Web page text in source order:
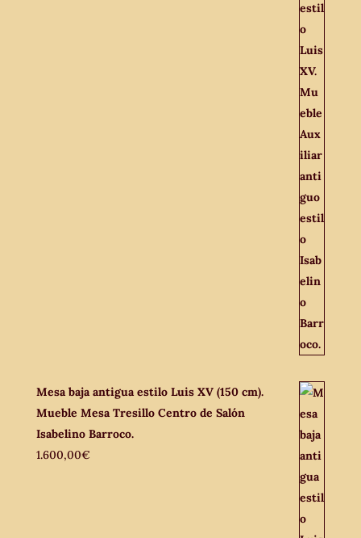
Mesa baja antigua estilo Luis XV (150 cm).
Mueble Mesa Tresillo Centro de Salón
Isabelino Barroco.
1.600,00€